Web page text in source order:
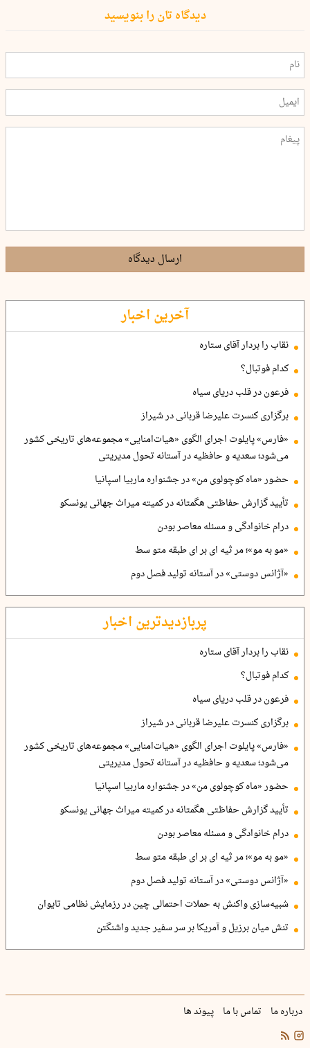
دیدگاه تان را بنویسید
ارسال دیدگاه
آخرین اخبار
نقاب را بردار آقای ستاره
کدام فوتبال؟
فرعون در قلب دریای سیاه
برگزاری کنسرت علیرضا قربانی در شیراز
«فارس» پایلوت اجرای الگوی «هیات‌امنایی» مجموعه‌های تاریخی کشور
می‌شود؛ سعدیه و حافظیه در آستانه تحول مدیریتی
حضور «ماه کوچولوی من» در جشنواره ماربیا اسپانیا
تأیید گزارش حفاظتی هگمتانه در کمیته میراث جهانی یونسکو
درام خانوادگی و مسئله معاصر بودن
«مو به مو»؛ مر ثیه ای بر ای طبقه متو سط
«آژانس دوستی» در آستانه تولید فصل دوم
پربازدیدترین اخبار
نقاب را بردار آقای ستاره
کدام فوتبال؟
فرعون در قلب دریای سیاه
برگزاری کنسرت علیرضا قربانی در شیراز
«فارس» پایلوت اجرای الگوی «هیات‌امنایی» مجموعه‌های تاریخی کشور
می‌شود؛ سعدیه و حافظیه در آستانه تحول مدیریتی
حضور «ماه کوچولوی من» در جشنواره ماربیا اسپانیا
تأیید گزارش حفاظتی هگمتانه در کمیته میراث جهانی یونسکو
درام خانوادگی و مسئله معاصر بودن
«مو به مو»؛ مر ثیه ای بر ای طبقه متو سط
«آژانس دوستی» در آستانه تولید فصل دوم
شبیه‌سازی واکنش به حملات احتمالی چین در رزمایش نظامی تایوان
تنش میان برزیل و آمریکا بر سر سفیر جدید واشنگتن
درباره ما تماس با ما پیوند ها